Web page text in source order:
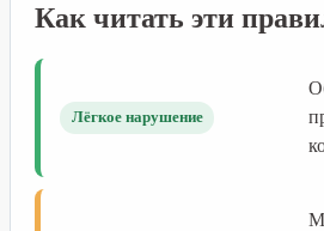
Как читать эти
Лёгкое нарушение